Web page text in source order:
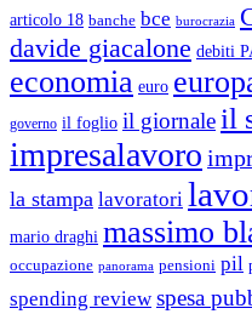
articolo 18 banche bce burocrazia
davide giacalone debiti
economia euro
governo il foglio il giornale il
impresalavoro
la stampa lavoratori
mario draghi massimo
occupazione panorama pensioni pil
spending review spesa